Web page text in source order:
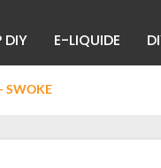
DIY E-LIQUIDE
SWOKE